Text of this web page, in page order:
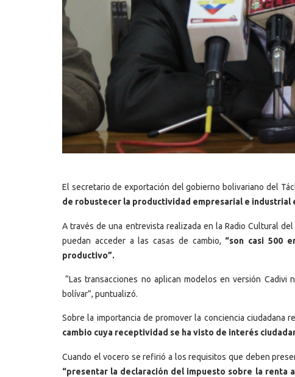
El secretario de exportación del gobierno bolivariano del
de robustecer la productividad empresarial e industrial
A través de una entrevista realizada en la Radio Cultural
puedan acceder a las casas de cambio, “son casi 500
productivo”.
“Las transacciones no aplican modelos en versión
bolívar”, puntualizó.
Sobre la importancia de promover la conciencia ciudadana
cambio cuya receptividad se ha visto de interés
Cuando el vocero se refirió a los requisitos que deben
“presentar la declaración del impuesto sobre la renta